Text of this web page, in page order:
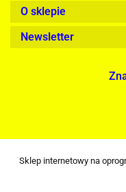
O sklepie
Newsletter
Sklep internetowy na